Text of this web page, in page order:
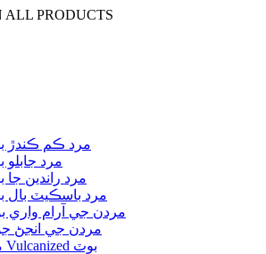
ALL PRODUCTS
مرد ڪم ڪندڙ
مرد جابلو
مرد راندين جا
مرد باسڪيٽ بال
مردن جي آرام واري
مردن جي انجڻ
مرد Vulcanized بوٽ